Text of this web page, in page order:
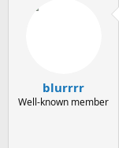
blurrrr
Well-known member